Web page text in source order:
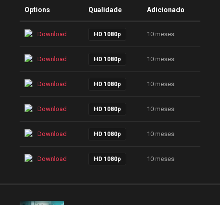
Options Qualidade Adicionado
Download HD 1080p 10 meses
Download HD 1080p 10 meses
Download HD 1080p 10 meses
Download HD 1080p 10 meses
Download HD 1080p 10 meses
Download HD 1080p 10 meses